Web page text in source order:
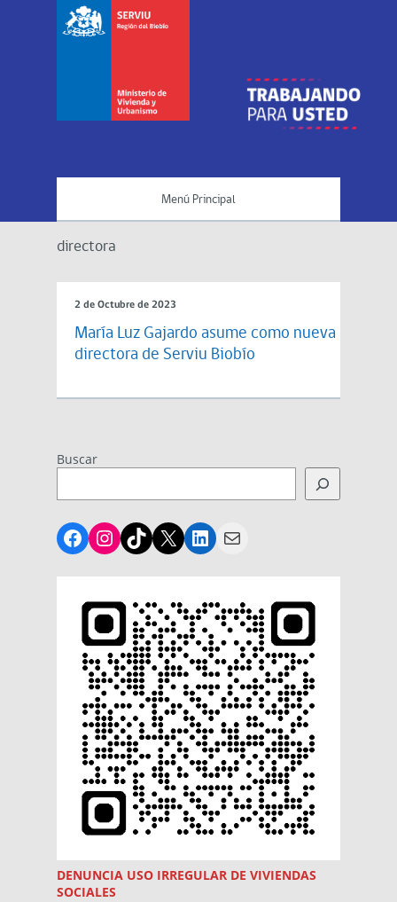
Menú Principal
directora
2 de Octubre de 2023
María Luz Gajardo asume como nueva
directora de Serviu Biobío
Buscar
Facebook
Instagram
TikTok
X LinkedIn
Mail
DENUNCIA USO IRREGULAR DE VIVIENDAS
SOCIALES